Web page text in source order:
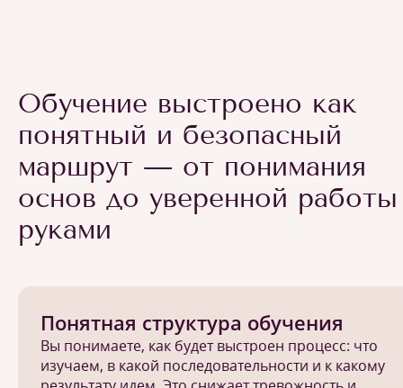
Обучение выстроено как
понятный и безопасный
маршрут — от понимания
основ до уверенной работы
руками
Понятная структура обучения
Вы понимаете, как будет выстроен процесс: что
изучаем, в какой последовательности и к какому